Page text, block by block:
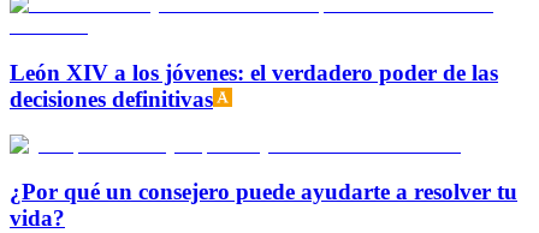
León XIV a los jóvenes: el verdadero poder de las
decisiones definitivas
¿Por qué un consejero puede ayudarte a resolver tu
vida?